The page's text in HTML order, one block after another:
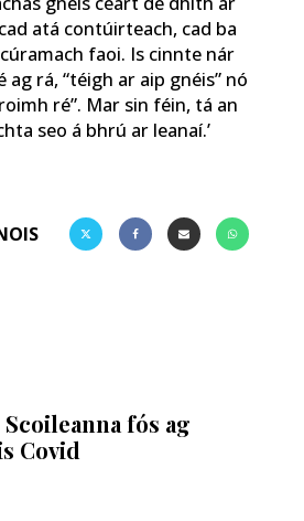
atá contúirteach, cad ba
faoi. Is cinnte nár
rá, “téigh ar aip gnéis” nó
ré”. Mar sin féin, tá an
seo á bhrú ar leanaí.’
fós ag
Covid